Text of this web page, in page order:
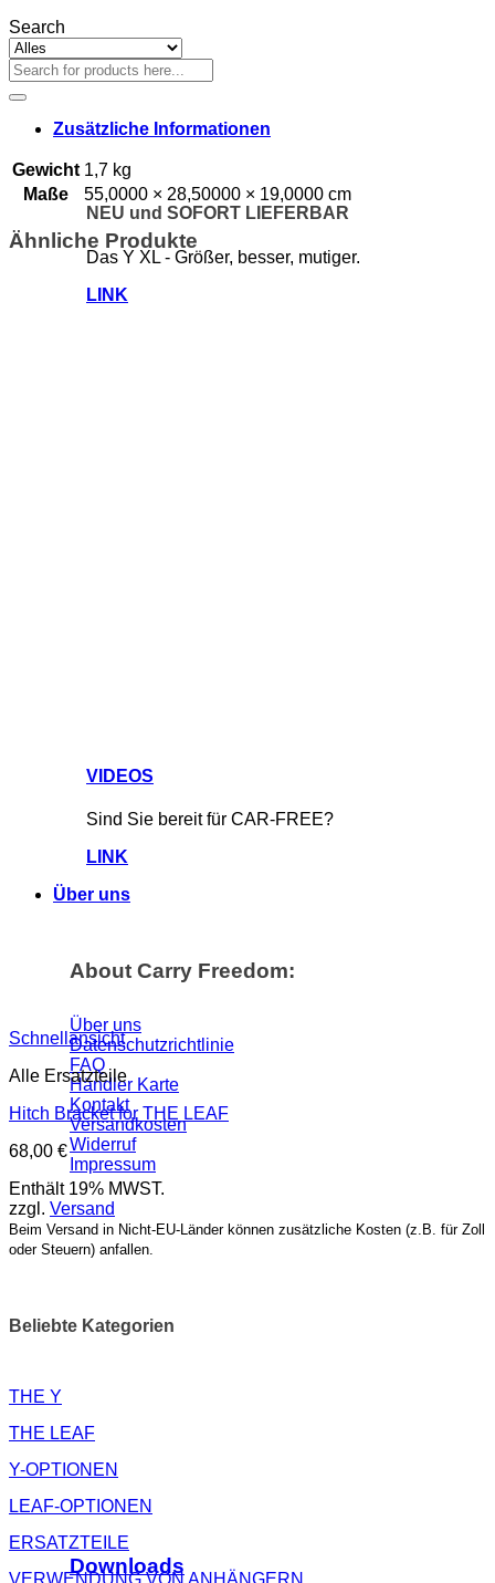
NEU und SOFORT LIEFERBAR
Das Y XL - Größer, besser, mutiger.
LINK
VIDEOS
Sind Sie bereit für CAR-FREE?
LINK
Über uns
About Carry Freedom:
Über uns
Datenschutzrichtlinie
FAQ
Händler Karte
Kontakt
Versandkosten
Widerruf
Impressum
Downloads
Search
Suchen
nach:
Zusätzliche Informationen
Gewicht 1,7 kg
Maße
55,0000 × 28,50000 × 19,0000 cm
Ähnliche Produkte
Schnellansicht
Alle Ersatzteile
Hitch Bracket for THE LEAF
68,00 €
Enthält 19% MWST.
zzgl. Versand
Beim Versand in Nicht-EU-Länder können zusätzliche Kosten (z.B. für Zoll
oder Steuern) anfallen.
Beliebte Kategorien
THE Y
THE LEAF
Y-OPTIONEN
LEAF-OPTIONEN
ERSATZTEILE
VERWENDUNG VON ANHÄNGERN